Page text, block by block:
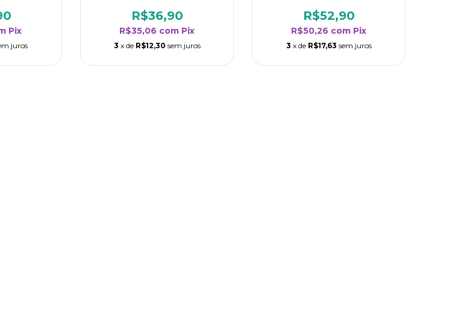
Pix
juros
- Flor de Laranjeira
R$36,90
R$35,06 com Pix
3 x de R$12,30 sem juros
de Laranjeira
R$52,90
R$50,26 com Pix
3 x de R$17,63 sem juros